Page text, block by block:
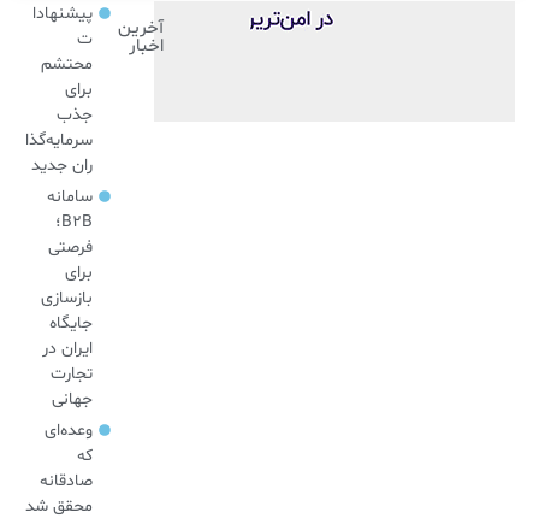
آخرین
اخبار
پیشنهادا
ت
محتشم
برای
جذب
سرمایه‌گذا
ران جدید
سامانه
B2B؛
فرصتی
برای
بازسازی
جایگاه
ایران در
تجارت
جهانی
وعده‌ای
که
صادقانه
محقق شد